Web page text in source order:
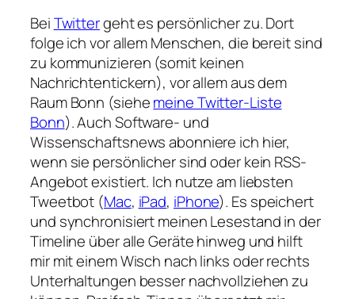
BeiTwittergeht es persönlicher zu. Dort
folge ich vor allem Menschen, die bereit sind
zu kommunizieren (somit keinen
Nachrichtentickern), vor allem aus dem
Raum Bonn (siehemeine Twitter-Liste
Bonn). Auch Software- und
Wissenschaftsnews abonniere ich hier,
wenn sie persönlicher sind oder kein RSS-
Angebot existiert. Ich nutze am liebsten
Tweetbot (Mac, iPad, iPhone). Es speichert
und synchronisiert meinen Lesestand in der
Timeline über alle Geräte hinweg und hilft
mir mit einem Wisch nach links oder rechts
Unterhaltungen besser nachvollziehen zu